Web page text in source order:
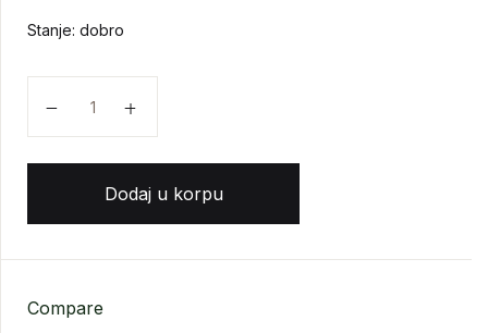
Stanje: dobro
Dodaj u korpu
Compare